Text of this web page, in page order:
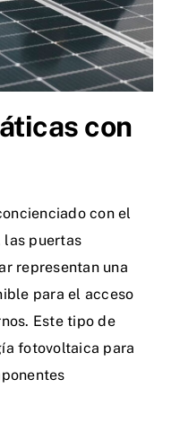
con
con el
las puertas
representan una
para el acceso
Este tipo de
fotovoltaica para